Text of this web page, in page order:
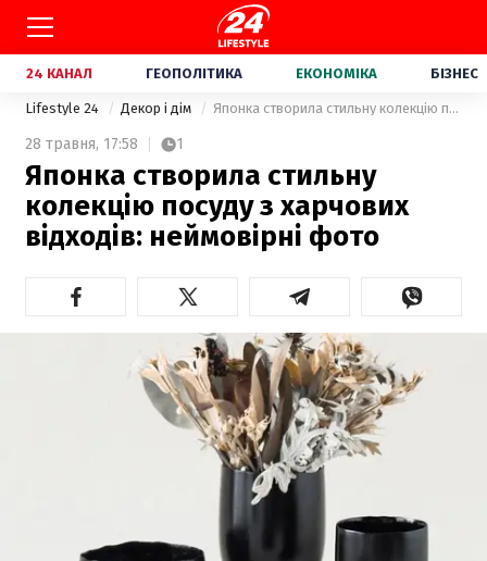
24 КАНАЛ ГЕОПОЛІТИКА ЕКОНОМІКА БІЗНЕС
Lifestyle 24 Декор і дім Японка створила стильну колекцію посуду з харчових відходів: неймовірні фото
28 травня, 17:58 1
Японка створила стильну
колекцію посуду з харчових
відходів: неймовірні фото